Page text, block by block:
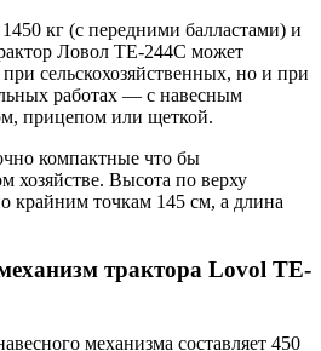
кг (с передними балластами) и
Ловол TE-244C может
при сельскохозяйственных, но и при
работах — с навесным
прицепом или щеткой.
компактные что бы
хозяйстве. Высота по верху
крайним точкам 145 см, а длина
трактора Lovol TE-
механизма составляет 450